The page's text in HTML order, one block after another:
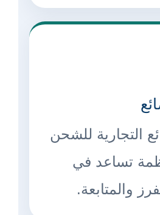
التجارية للشحن
تساعد في
والمتابعة.